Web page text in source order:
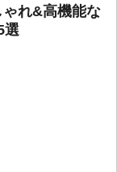
れ&高機能な
選